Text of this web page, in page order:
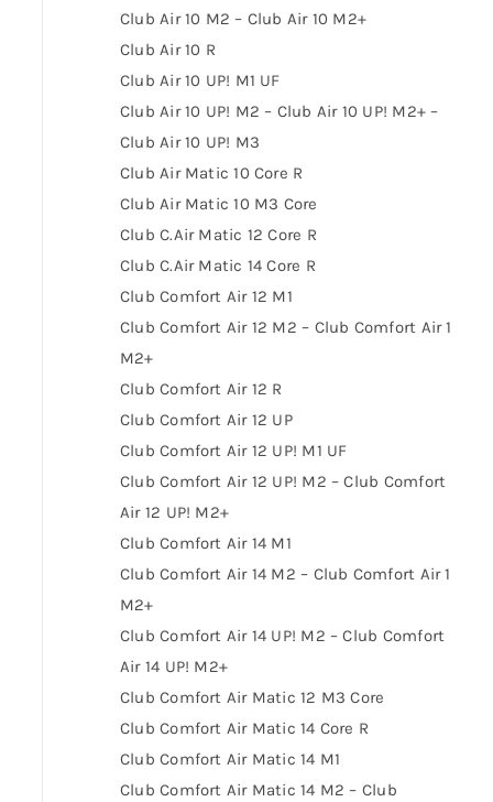
Club Air 10 M2 – Club Air 10 M2+
Club Air 10 R
Club Air 10 UP! M1 UF
Club Air 10 UP! M2 – Club Air 10 UP! M2+ –
Club Air 10 UP! M3
Club Air Matic 10 Core R
Club Air Matic 10 M3 Core
Club C.Air Matic 12 Core R
Club C.Air Matic 14 Core R
Club Comfort Air 12 M1
Club Comfort Air 12 M2 – Club Comfort Air 12
M2+
Club Comfort Air 12 R
Club Comfort Air 12 UP
Club Comfort Air 12 UP! M1 UF
Club Comfort Air 12 UP! M2 – Club Comfort
Air 12 UP! M2+
Club Comfort Air 14 M1
Club Comfort Air 14 M2 – Club Comfort Air 14
M2+
Club Comfort Air 14 UP! M2 – Club Comfort
Air 14 UP! M2+
Club Comfort Air Matic 12 M3 Core
Club Comfort Air Matic 14 Core R
Club Comfort Air Matic 14 M1
Club Comfort Air Matic 14 M2 – Club